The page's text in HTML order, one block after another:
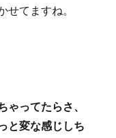
せてますね。
ってたらさ、
と変な感じしち